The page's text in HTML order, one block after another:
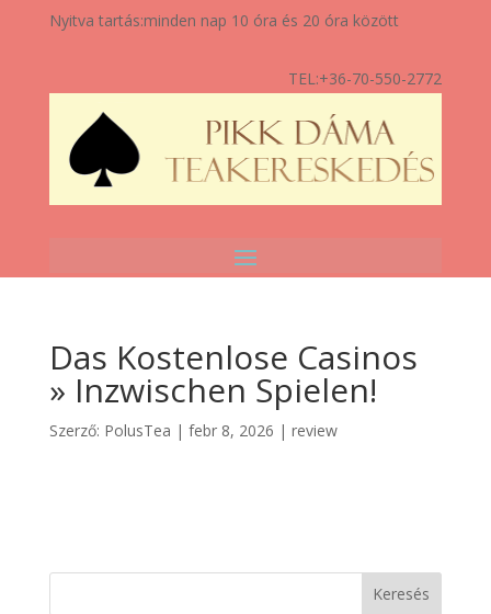
Nyitva tartás:minden nap 10 óra és 20 óra között
TEL:+36-70-550-2772
Das Kostenlose Casinos
» Inzwischen Spielen!
Szerző: PolusTea | febr 8, 2026 | review